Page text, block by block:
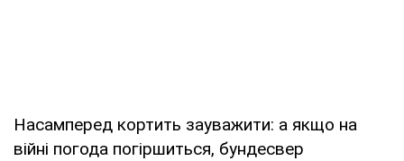
Насамперед кортить зауважити: а якщо на
війні погода погіршиться, бундесвер